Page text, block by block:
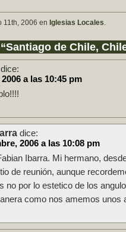
11th, 2006 en Iglesias Locales.
de Chile,
dice:
a las 10:45 pm
dice:
2006 a las 10:08 pm
Ibarra. Mi hermano,
de reunión, aunque
no por lo estetico de los
como nos amemos unos